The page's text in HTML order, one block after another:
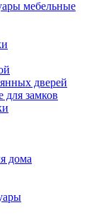
мебельные
дверей
замков
дома